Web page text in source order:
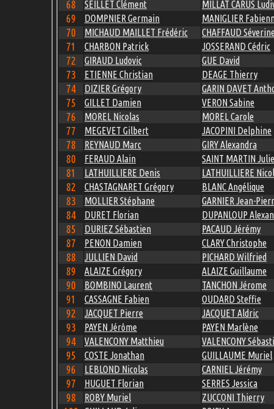
68 SEILLET Clément MILLAT CARUS
69 DOMPNIER Germain MANIGLIER
70 MICHAUD MAILLET Frédéric CHAFFAUD Séverine
71 CHARBON Patrick JOSSERAND Cédric
72 GIRAUD Ludovic GUE David
73 ETIENNE Christian DEAGE Thierry
74 DIZIER Grégory GARIN DAVET
75 GILLET Damien VERON Sabine
76 MOREL Nicolas MOREL Carole
77 MEGEVET Gilbert JACOPINI Delphine
78 REYNAUD Marc GIRY Alexandra
80 FERAUD Alain SAINT MARTIN
81 LATHUILLIERE Denis LATHUILLIERE
82 CHASTAGNARET Grégory BLANC Angélique
83 MOLLIER Stéphane GARNIER Jean-
84 DURET Florian DUPANLOUP
85 DURIEZ Sébastien PACAUD Jérémy
87 PENON Damien CLARY Christophe
88 JULLIEN David PICHARD Wilfried
89 ALAIZE Grégory ALAIZE Guillaume
90 BOMBINO Laurent TANCHON Jérome
91 CASSAGNE Fabien OUDARD Steffie
92 JACQUET Pierre JACQUET Aldric
93 PAYEN Jérôme PAYEN Marlène
94 VALENCONY Matthieu VALENCONY
95 COSTE Jonathan GUILLAUME Muriel
96 LEBLOND Nicolas CARNIEL Jérémy
97 HUGUET Florian SERRES Jessica
98 ROBY Muriel ZUCCONI Thierry